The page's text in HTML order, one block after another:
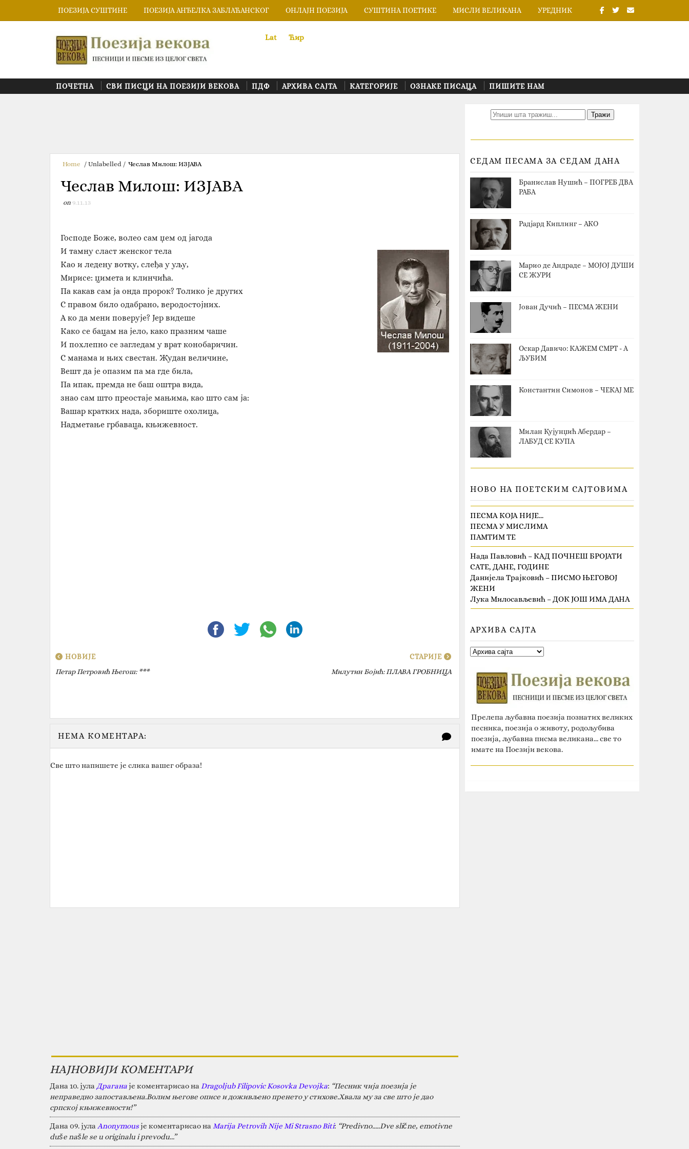
ПОЕЗИЈА СУШТИНЕ ПОЕЗИЈА АНЂЕЛКА ЗАБЛАЋАНСКОГ ОНЛАЈН ПОЕЗИЈА СУШТИНА ПОЕТИКЕ МИСЛИ ВЕЛИКАНА УРЕДНИК
Lat Ћир
ПОЧЕТНА СВИ ПИСЦИ НА ПОЕЗИЈИ ВЕКОВА ПДФ АРХИВА САЈТА КАТЕГОРИЈЕ ОЗНАКЕ ПИСАЦА ПИШИТЕ НАМ
Home / Unlabelled / Чеслав Милош: ИЗЈАВА
Чеслав Милош: ИЗЈАВА
on 9.11.13
Господе Боже, волео сам џем од јагода
И тамну сласт женског тела
Као и ледену вотку, слеђа у уљу,
Мирисе: цимета и клинчића.
Па какав сам ја онда пророк? Толико је других
С правом било одабрано, веродостојних.
А ко да мени поверује? Јер видеше
Како се бацам на јело, како празним чаше
И похлепно се загледам у врат конобаричин.
С манама и њих свестан. Жудан величине,
Вешт да је опазим па ма где била,
Па ипак, премда не баш оштра вида,
знао сам што преостаје мањима, као што сам ја:
Вашар кратких нада, збориште охолица,
Надметање грбаваца, књижевност.
НОВИЈЕ
Петар Петровић Његош: ***
СТАРИЈЕ
Милутин Бојић: ПЛАВА ГРОБНИЦА
НЕМА КОМЕНТАРА:
Све што напишете је слика вашег образа!
НАЈНОВИЈИ КОМЕНТАРИ
Дана 10. јула Драгана је коментарисао на Dragoljub Filipovic Kosovka Devojka: “Песник чија поезија је
неправедно запостављена.Волим његове описе и доживљено пренето у стихове.Хвала му за све што је дао
српској књижевности!”
Дана 09. јула Anonymous је коментарисао на Marija Petrovih Nije Mi Strasno Biti: “Predivno.....Dve slične, emotivne
duše našle se u originalu i prevodu...”
СЕДАМ ПЕСАМА ЗА СЕДАМ ДАНА
Бранислав Нушић – ПОГРЕБ ДВА
РАБА
Радјард Киплинг – АКО
Марио де Андраде – МОЈОЈ ДУШИ
СЕ ЖУРИ
Јован Дучић – ПЕСМА ЖЕНИ
Оскар Давичо‎: КАЖЕМ СМРТ - А
ЉУБИМ
Константин Симонов – ЧЕКАЈ МЕ
Милан Кујунџић Абердар –
ЛАБУД СЕ КУПА
НОВО НА ПОЕТСКИМ САЈТОВИМА
ПЕСМА КОЈА НИЈЕ…
ПЕСМА У МИСЛИМА
ПАМТИМ ТЕ
Нада Павловић – КАД ПОЧНЕШ БРОЈАТИ
САТЕ, ДАНЕ, ГОДИНЕ
Данијела Трајковић – ПИСМО ЊЕГОВОЈ
ЖЕНИ
Лука Милосављевић – ДОК ЈОШ ИМА ДАНА
АРХИВА САЈТА
Прелепа љубавна поезија познатих великих
песника, поезија о животу, родољубива
поезија, љубавна писма великана... све то
имате на Поезији векова.